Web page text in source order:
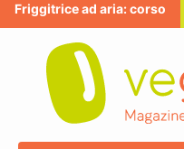
Friggitrice ad aria: corso